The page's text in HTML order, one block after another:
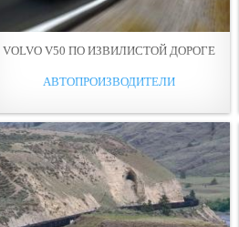
VOLVO V50 ПО ИЗВИЛИСТОЙ ДОРОГЕ
АВТОПРОИЗВОДИТЕЛИ